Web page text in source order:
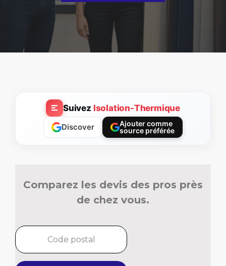
Suivez Isolation-Thermique
Discover
Ajouter comme
source préférée
Comparez les devis des pros près
de chez vous.